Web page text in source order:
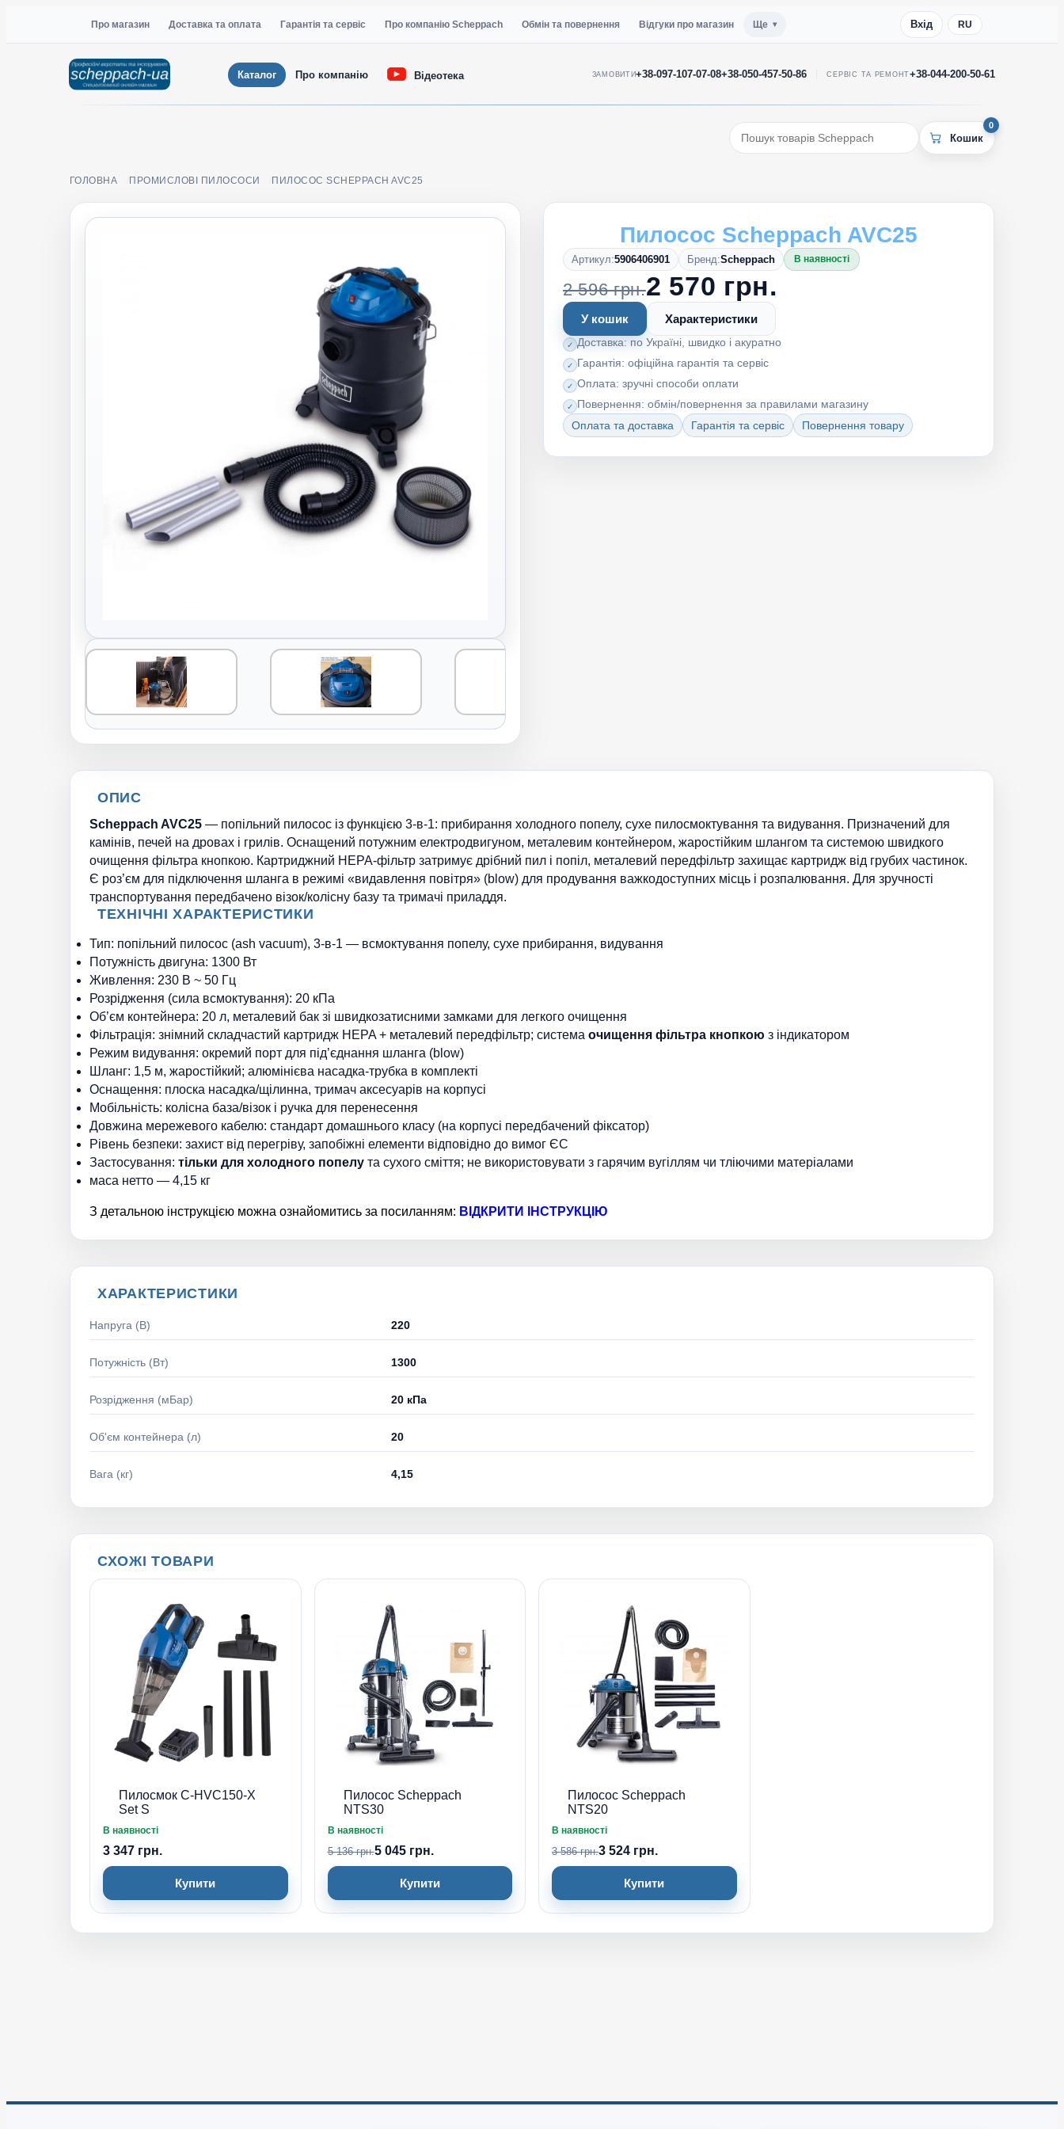
Про магазин Доставка та оплата Гарантія та сервіс Про компанію Scheppach Обмін та повернення Відгуки про магазин Ще Вхід RU
Каталог Про компанію Відеотека ЗАМОВИТИ+38-097-107-07-08+38-050-457-50-86 СЕРВІС ТА РЕМОНТ+38-044-200-50-61
0
ГОЛОВНА ПРОМИСЛОВІ ПИЛОСОСИ ПИЛОСОС SCHEPPACH AVC25
Пилосос Scheppach AVC25
Артикул:5906406901 Бренд:Scheppach В наявності
2 596 грн.2 570 грн.
У кошик Характеристики
Доставка: по Україні, швидко і акуратно
Гарантія: офіційна гарантія та сервіс
Оплата: зручні способи оплати
Повернення: обмін/повернення за правилами магазину
Оплата та доставка
Гарантія та сервіс Повернення товару
ОПИС
Scheppach AVC25 — попільний пилосос із функцією 3-в-1: прибирання холодного попелу, сухе пилосмоктування та видування. Призначений для
камінів, печей на дровах і грилів. Оснащений потужним електродвигуном, металевим контейнером, жаростійким шлангом та системою швидкого
очищення фільтра кнопкою. Картриджний HEPA-фільтр затримує дрібний пил і попіл, металевий передфільтр захищає картридж від грубих частинок.
Є роз’єм для підключення шланга в режимі «видавлення повітря» (blow) для продування важкодоступних місць і розпалювання. Для зручності
транспортування передбачено візок/колісну базу та тримачі приладдя.
ТЕХНІЧНІ ХАРАКТЕРИСТИКИ
Тип: попільний пилосос (ash vacuum), 3-в-1 — всмоктування попелу, сухе прибирання, видування
Потужність двигуна: 1300 Вт
Живлення: 230 В ~ 50 Гц
Розрідження (сила всмоктування): 20 кПа
Об’єм контейнера: 20 л, металевий бак зі швидкозатисними замками для легкого очищення
Фільтрація: знімний складчастий картридж HEPA + металевий передфільтр; система очищення фільтра кнопкою з індикатором
Режим видування: окремий порт для під’єднання шланга (blow)
Шланг: 1,5 м, жаростійкий; алюмінієва насадка-трубка в комплекті
Оснащення: плоска насадка/щілинна, тримач аксесуарів на корпусі
Мобільність: колісна база/візок і ручка для перенесення
Довжина мережевого кабелю: стандарт домашнього класу (на корпусі передбачений фіксатор)
Рівень безпеки: захист від перегріву, запобіжні елементи відповідно до вимог ЄС
Застосування: тільки для холодного попелу та сухого сміття; не використовувати з гарячим вугіллям чи тліючими матеріалами
маса нетто — 4,15 кг
З детальною інструкцією можна ознайомитись за посиланням: ВІДКРИТИ ІНСТРУКЦІЮ
ХАРАКТЕРИСТИКИ
Напруга (В) 220
Потужність (Вт) 1300
Розрідження (мБар) 20 кПа
Об'єм контейнера (л) 20
Вага (кг) 4,15
СХОЖІ ТОВАРИ
Пилосмок C-HVC150-X
Set S
В наявності
3 347 грн.
Купити
Пилосос Scheppach
NTS30
В наявності
5 136 грн.5 045 грн.
Купити
Пилосос Scheppach
NTS20
В наявності
3 586 грн.3 524 грн.
Купити